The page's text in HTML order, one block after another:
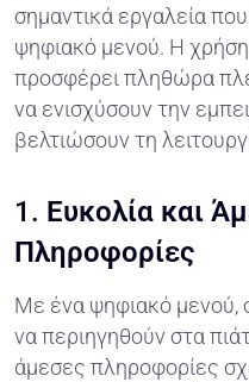
σημαντικά εργαλεία
ψηφιακό μενού. Η
προσφέρει πληθώρα
να ενισχύσουν την
βελτιώσουν τη
1. Ευκολία και
Πληροφορίες
Με ένα ψηφιακό μενού,
να περιηγηθούν στα
άμεσες πληροφορίες